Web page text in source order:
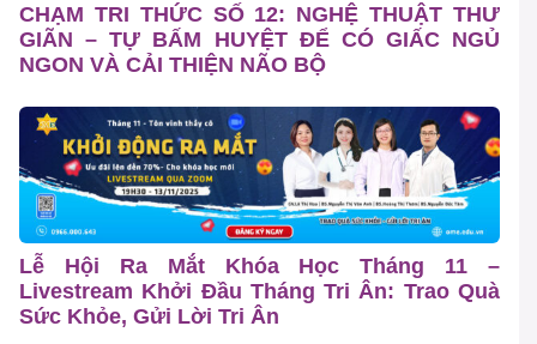
CHẠM TRI THỨC SỐ 12: NGHỆ THUẬT THƯ
GIÃN – TỰ BẤM HUYỆT ĐỂ CÓ GIẤC NGỦ
NGON VÀ CẢI THIỆN NÃO BỘ
Lễ Hội Ra Mắt Khóa Học Tháng 11 –
Livestream Khởi Đầu Tháng Tri Ân: Trao Quà
Sức Khỏe, Gửi Lời Tri Ân